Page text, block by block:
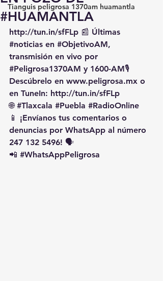
Tianguis peligrosa 1370am huamantla
#HUAMANTLA
http://tun.in/sfFLp 📰 Últimas
#noticias en #ObjetivoAM,
transmisión en vivo por
#Peligrosa1370AM y 1600-AM🎙️
Descúbrelo en www.peligrosa.mx o
en TuneIn: http://tun.in/sfFLp
🌐 #Tlaxcala #Puebla #RadioOnline
📱 ¡Envíanos tus comentarios o
denuncias por WhatsApp al número
247 132 5496! 🗣️
📲 #WhatsAppPeligrosa